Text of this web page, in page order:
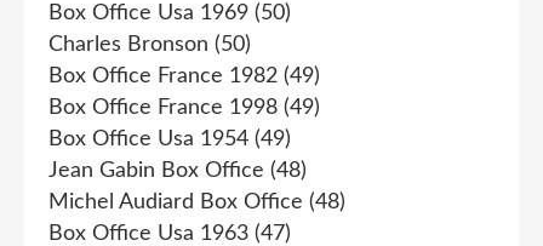
Box Office Usa 1969 (50)
Charles Bronson (50)
Box Office France 1982 (49)
Box Office France 1998 (49)
Box Office Usa 1954 (49)
Jean Gabin Box Office (48)
Michel Audiard Box Office (48)
Box Office Usa 1963 (47)